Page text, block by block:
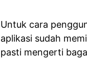
Untuk cara
aplikasi sudah
pasti mengerti